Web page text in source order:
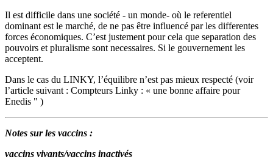
Il est difficile dans une société - un monde- où le referentiel
dominant est le marché, de ne pas être influencé par les differentes
forces économiques. C’est justement pour cela que separation des
pouvoirs et pluralisme sont necessaires. Si le gouvernement les
acceptent.
Dans le cas du LINKY, l’équilibre n’est pas mieux respecté (voir
l’article suivant : Compteurs Linky : « une bonne affaire pour
Enedis " )
Notes sur les vaccins :
vaccins vivants/vaccins inactivés